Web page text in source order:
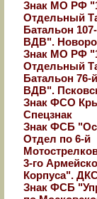
Знак МО РФ
Отдельный
Батальон
ВДВ".
Знак МО РФ
Отдельный
Батальон 76-
ВДВ".
Знак ФСО
Спецзнак
Знак ФСБ
Отдел по 6-й
3-го
Корпуса".
Знак ФСБ